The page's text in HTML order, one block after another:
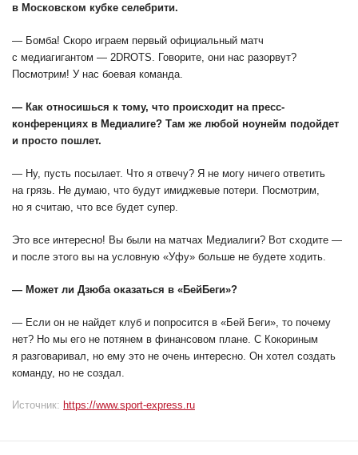
в Московском кубке селебрити.
— Бомба! Скоро играем первый официальный матч
с медиагигантом — 2DROTS. Говорите, они нас разорвут?
Посмотрим! У нас боевая команда.
— Как относишься к тому, что происходит на пресс-
конференциях в Медиалиге? Там же любой ноунейм подойдет
и просто пошлет.
— Ну, пусть посылает. Что я отвечу? Я не могу ничего ответить
на грязь. Не думаю, что будут имиджевые потери. Посмотрим,
но я считаю, что все будет супер.
Это все интересно! Вы были на матчах Медиалиги? Вот сходите —
и после этого вы на условную «Уфу» больше не будете ходить.
— Может ли Дзюба оказаться в «БейБеги»?
— Если он не найдет клуб и попросится в «Бей Беги», то почему
нет? Но мы его не потянем в финансовом плане. С Кокориным
я разговаривал, но ему это не очень интересно. Он хотел создать
команду, но не создал.
Источник: https://www.sport-express.ru